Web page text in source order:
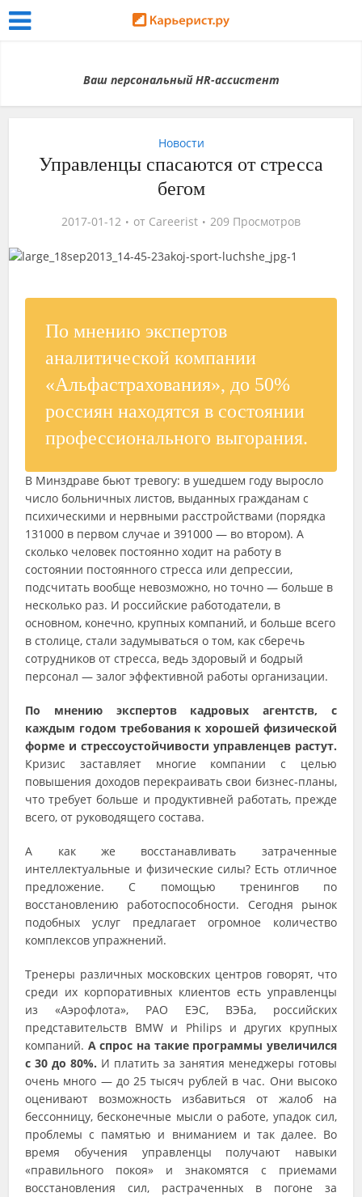
Ваш персональный HR-ассистент
Новости
Управленцы спасаются от стресса
бегом
2017-01-12 от Careerist 209 Просмотров
По мнению экспертов
аналитической компании
«Альфастрахования», до 50%
россиян находятся в состоянии
профессионального выгорания.
В Минздраве бьют тревогу: в ушедшем году выросло
число больничных листов, выданных гражданам с
психическими и нервными расстройствами (порядка
131000 в первом случае и 391000 — во втором). А
сколько человек постоянно ходит на работу в
состоянии постоянного стресса или депрессии,
подсчитать вообще невозможно, но точно — больше в
несколько раз. И российские работодатели, в
основном, конечно, крупных компаний, и больше всего
в столице, стали задумываться о том, как сберечь
сотрудников от стресса, ведь здоровый и бодрый
персонал — залог эффективной работы организации.
По мнению экспертов кадровых агентств, с
каждым годом требования к хорошей физической
форме и стрессоустойчивости управленцев растут.
Кризис заставляет многие компании с целью
повышения доходов перекраивать свои бизнес-планы,
что требует больше и продуктивней работать, прежде
всего, от руководящего состава.
А как же восстанавливать затраченные
интеллектуальные и физические силы? Есть отличное
предложение. С помощью тренингов по
восстановлению работоспособности. Сегодня рынок
подобных услуг предлагает огромное количество
комплексов упражнений.
Тренеры различных московских центров говорят, что
среди их корпоративных клиентов есть управленцы
из «Аэрофлота», РАО ЕЭС, ВЭБа, российских
представительств BMW и Philips и других крупных
компаний. А спрос на такие программы увеличился
с 30 до 80%. И платить за занятия менеджеры готовы
очень много — до 25 тысяч рублей в час. Они высоко
оценивают возможность избавиться от жалоб на
бессонницу, бесконечные мысли о работе, упадок сил,
проблемы с памятью и вниманием и так далее. Во
время обучения управленцы получают навыки
«правильного покоя» и знакомятся с приемами
восстановления сил, растраченных в погоне за